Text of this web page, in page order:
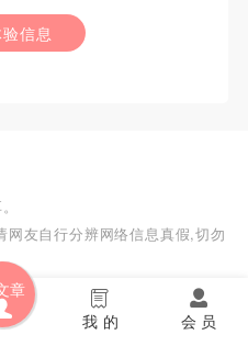
章
会 员
我 的
信息
友自行分辨网络信息真假,切勿